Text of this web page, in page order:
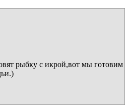
рыбку с икрой,вот мы готовим